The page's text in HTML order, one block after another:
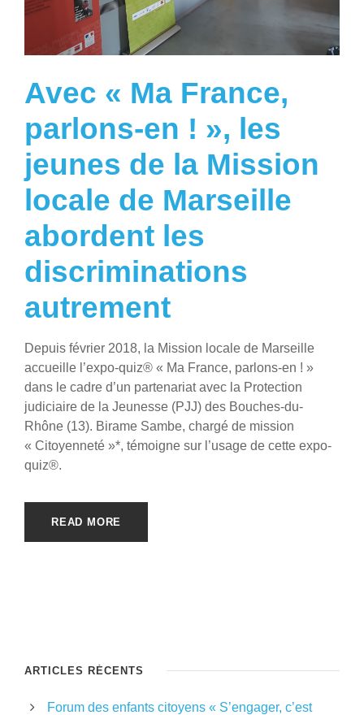
Avec « Ma France,
parlons-en ! », les
jeunes de la Mission
locale de Marseille
abordent les
discriminations
autrement
Depuis février 2018, la Mission locale de Marseille
accueille l’expo-quiz® « Ma France, parlons-en ! »
dans le cadre d’un partenariat avec la Protection
judiciaire de la Jeunesse (PJJ) des Bouches-du-
Rhône (13). Birame Sambe, chargé de mission
« Citoyenneté »*, témoigne sur l’usage de cette expo-
quiz®.
READ MORE
ARTICLES RÉCENTS
Forum des enfants citoyens « S’engager, c’est